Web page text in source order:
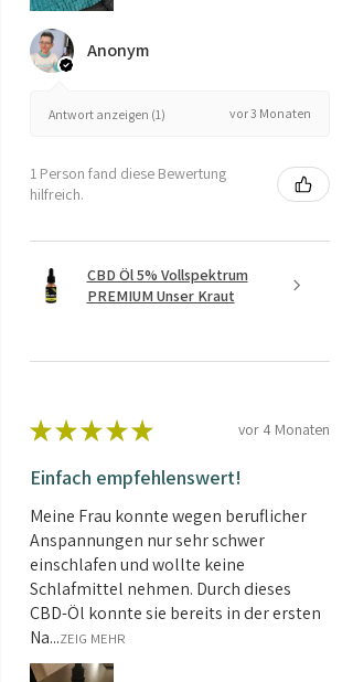
Anonym
Antwort anzeigen (1) vor 3 Monaten
1 Person fand diese Bewertung
hilfreich.
CBD Öl 5% Vollspektrum
PREMIUM Unser Kraut
★ ★ ★ ★ ★ vor 4 Monaten
Einfach empfehlenswert!
Meine Frau konnte wegen beruflicher
Anspannungen nur sehr schwer
einschlafen und wollte keine
Schlafmittel nehmen. Durch dieses
CBD-Öl konnte sie bereits in der ersten
Na...ZEIG MEHR